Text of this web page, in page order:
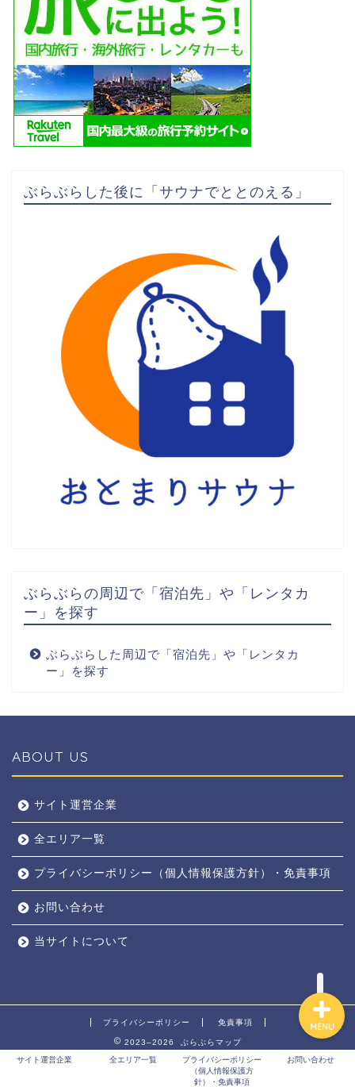
ぶらぶらした後に「サウナでととのえる」
ぶらぶらの周辺で「宿泊先」や「レンタカ
ー」を探す
ぶらぶらした周辺で「宿泊先」や「レンタカ
ー」を探す
ABOUT US
サイト運営企業
全エリア一覧
プライバシーポリシー（個人情報保護方針）・免責事項
お問い合わせ
当サイトについて
プライバシーポリシー 免責事項
2023–2026 ぶらぶらマップ
サイト運営企業 全エリア一覧
プライバシーポリシー
（個人情報保護方
針）・免責事項
お問い合わせ
MENU
奈良